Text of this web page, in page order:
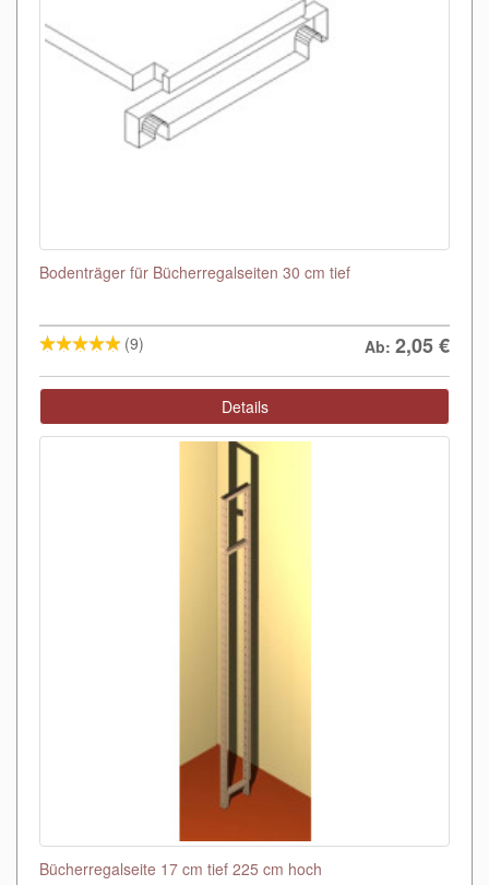
Bodenträger für Bücherregalseiten 30 cm tief
(9) Ab: 2,05€
Details
Bücherregalseite 17 cm tief 225 cm hoch